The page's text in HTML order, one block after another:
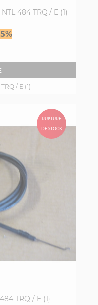
484 TRQ / E (1)
Prix
/ E (1)
TRQ / E (1)
RUPTURE
DE STOCK